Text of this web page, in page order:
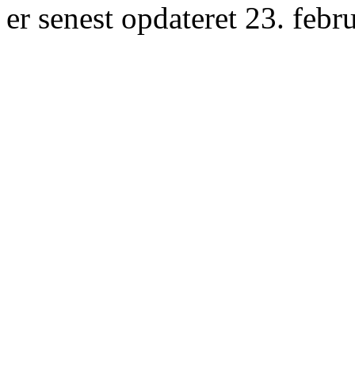
er senest opdateret 23.